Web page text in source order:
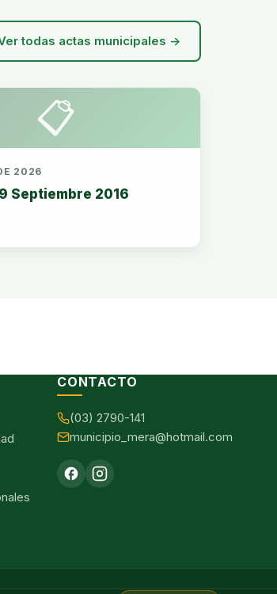
todas actas municipales →
📋
2026
Septiembre 2016
CONTACTO
(03) 2790-141
municipio_mera@hotmail.com